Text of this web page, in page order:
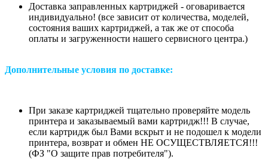
Доставка заправленных картриджей - оговаривается
индивидуально! (все зависит от количества, моделей,
состояния ваших картриджей, а так же от способа
оплаты и загруженности нашего сервисного центра.)
Дополнительные условия по доставке:
При заказе картриджей тщательно проверяйте модель
принтера и заказываемый вами картридж!!! В случае,
если картридж был Вами вскрыт и не подошел к модели
принтера, возврат и обмен НЕ ОСУЩЕСТВЛЯЕТСЯ!!!
(ФЗ "О защите прав потребителя").